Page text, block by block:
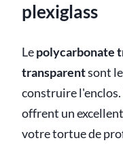
plexiglass
Lepolycarbonate
transparentsont
construire
offrent un
votre tortue de